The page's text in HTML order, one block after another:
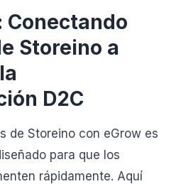
Conectando
Storeino a
D2C
de Storeino con eGrow es
para que los
rápidamente. Aquí